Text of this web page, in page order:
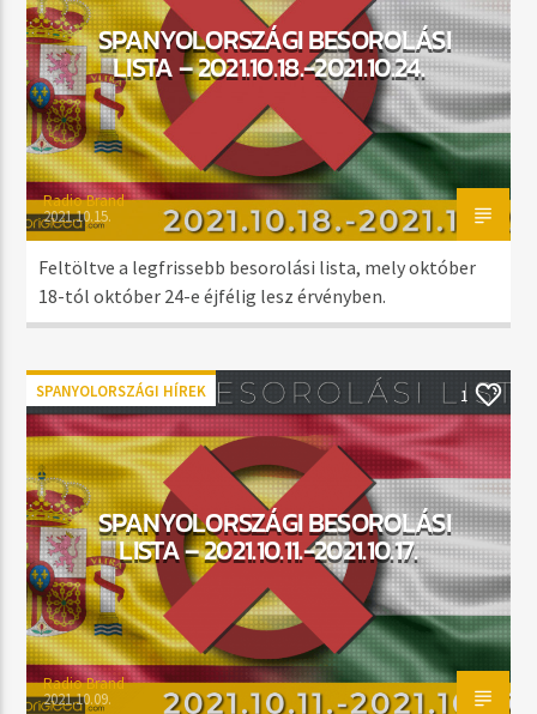
SPANYOLORSZÁGI BESOROLÁSI
LISTA – 2021.10.18.-2021.10.24.
Radio Brand
2021.10.15.
Feltöltve a legfrissebb besorolási lista, mely október
18-tól október 24-e éjfélig lesz érvényben.
SPANYOLORSZÁGI HÍREK 1
SPANYOLORSZÁGI BESOROLÁSI
LISTA – 2021.10.11.-2021.10.17.
Radio Brand
2021.10.09.